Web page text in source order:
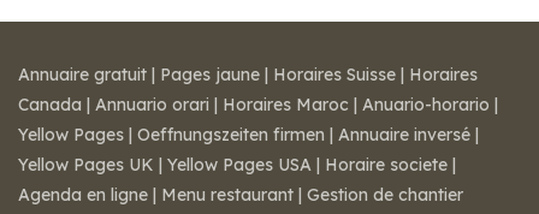
Annuaire gratuit | Pages jaune | Horaires Suisse | Horaires
Canada | Annuario orari | Horaires Maroc | Anuario-horario |
Yellow Pages | Oeffnungszeiten firmen | Annuaire inversé |
Yellow Pages UK | Yellow Pages USA | Horaire societe |
Agenda en ligne | Menu restaurant | Gestion de chantier